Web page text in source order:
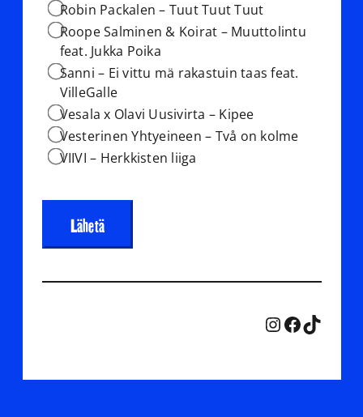
Robin Packalen – Tuut Tuut Tuut
Roope Salminen & Koirat – Muuttolintu
feat. Jukka Poika
Sanni – Ei vittu mä rakastuin taas feat.
VilleGalle
Vesala x Olavi Uusivirta – Kipee
Vesterinen Yhtyeineen – Två on kolme
VIIVI – Herkkisten liiga